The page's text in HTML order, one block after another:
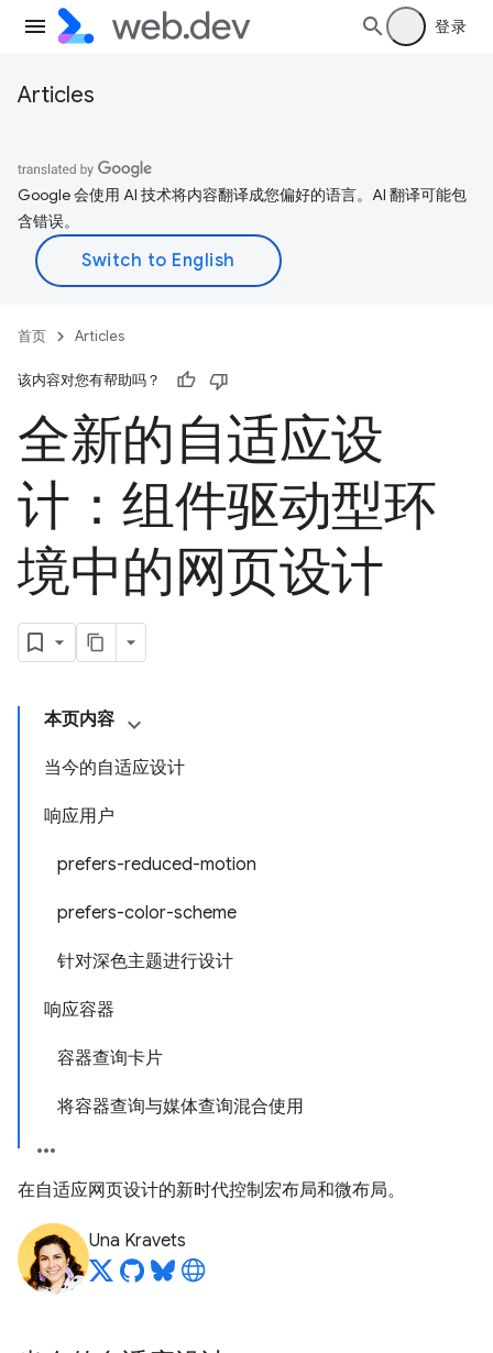
登录
Articles
Google 会使用 AI 技术将内容翻译成您偏好的语言。AI 翻译可能包
含错误。
首页 Articles
该内容对您有帮助吗？
全新的自适应设
计：组件驱动型环
境中的网页设计
本页内容
当今的自适应设计
响应用户
prefers-reduced-motion
prefers-color-scheme
针对深色主题进行设计
响应容器
容器查询卡片
将容器查询与媒体查询混合使用
在自适应网页设计的新时代控制宏布局和微布局。
Una Kravets